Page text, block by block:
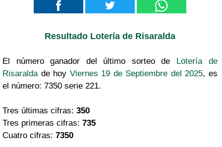
Resultado Lotería de Risaralda
El número ganador del último sorteo de Lotería de
Risaralda de hoy Viernes 19 de Septiembre del 2025, es
el número: 7350 serie 221.
Tres últimas cifras: 350
Tres primeras cifras: 735
Cuatro cifras: 7350